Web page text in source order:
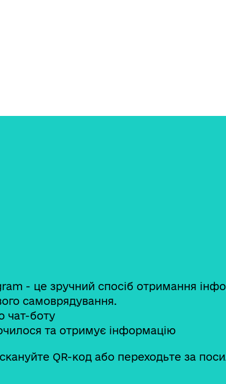
- це зручний спосіб отримання
самоврядування.
чат-боту
та отримує інформацію
QR-код або переходьте за